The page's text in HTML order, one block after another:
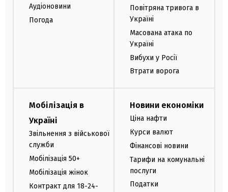
Аудіоновини
Погода
Повітряна тривога в
Україні
Масована атака по
Україні
Вибухи у Росії
Втрати ворога
Мобілізація в
Україні
Звільнення з військової
служби
Мобілізація 50+
Мобілізація жінок
Контракт для 18-24-
Новини економіки
Ціна нафти
Курси валют
Фінансові новини
Тарифи на комунальні
послуги
Податки